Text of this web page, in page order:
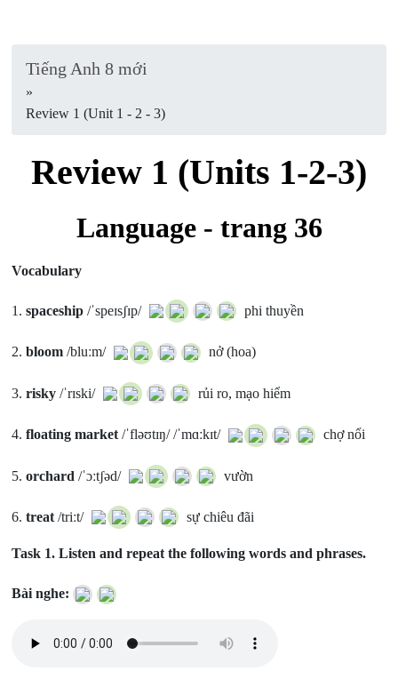
Tiếng Anh 8 mới
»
Review 1 (Unit 1 - 2 - 3)
Review 1 (Units 1-2-3)
Language - trang 36
Vocabulary
1.spaceship /ˈspeɪsʃɪp/ phi thuyền
2.bloom /bluːm/ nở (hoa)
3.risky /ˈrɪski/ rủi ro, mạo hiểm
4.floating market /ˈfləʊtɪŋ/ /ˈmɑːkɪt/ chợ nổi
5.orchard /ˈɔːtʃəd/ vườn
6.treat /triːt/ sự chiêu đãi
Task 1. Listen and repeat the following words and phrases.
Bài nghe: